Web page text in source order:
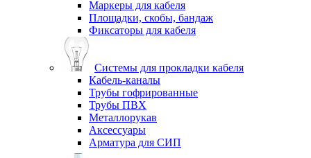
Маркеры для кабеля
Площадки, скобы, бандаж
Фиксаторы для кабеля
Системы для прокладки кабеля
Кабель-каналы
Трубы гофрированные
Трубы ПВХ
Металлорукав
Аксессуары
Арматура для СИП